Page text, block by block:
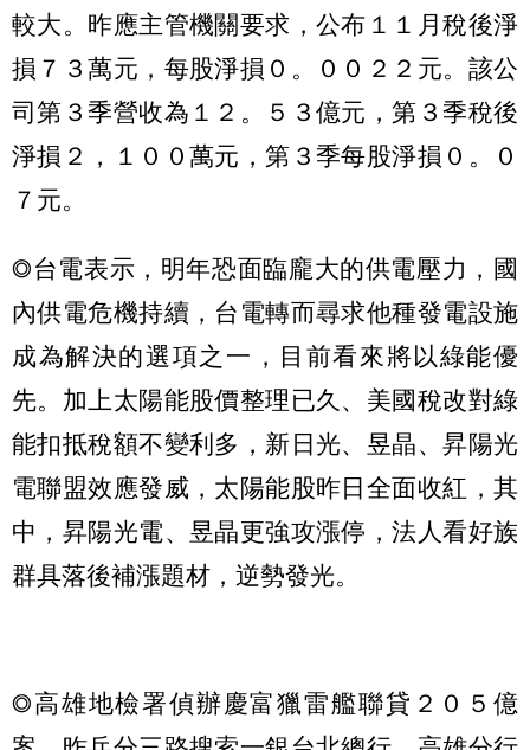
較大。昨應主管機關要求，公布１１月稅後淨
損７３萬元，每股淨損０。００２２元。該公
司第３季營收為１２。５３億元，第３季稅後
淨損２，１００萬元，第３季每股淨損０。０
７元。
◎台電表示，明年恐面臨龐大的供電壓力，國
內供電危機持續，台電轉而尋求他種發電設施
成為解決的選項之一，目前看來將以綠能優
先。加上太陽能股價整理已久、美國稅改對綠
能扣抵稅額不變利多，新日光、昱晶、昇陽光
電聯盟效應發威，太陽能股昨日全面收紅，其
中，昇陽光電、昱晶更強攻漲停，法人看好族
群具落後補漲題材，逆勢發光。
◎高雄地檢署偵辦慶富獵雷艦聯貸２０５億